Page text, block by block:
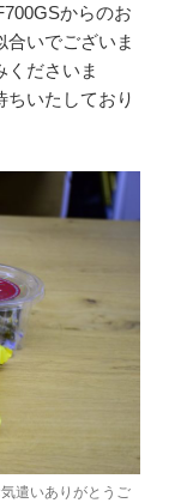
からのお
いでございま
くださいま
いたしており
遣いありがとうご